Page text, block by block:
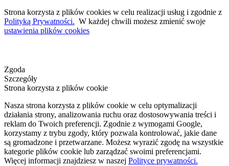
Strona korzysta z plików cookies w celu realizacji usług i zgodnie z
Polityką Prywatności. W każdej chwili możesz zmienić swoje
ustawienia plików cookies
Zgoda
Szczegóły
Strona korzysta z plików cookie
Nasza strona korzysta z plików cookie w celu optymalizacji
działania strony, analizowania ruchu oraz dostosowywania treści i
reklam do Twoich preferencji. Zgodnie z wymogami Google,
korzystamy z trybu zgody, który pozwala kontrolować, jakie dane
są gromadzone i przetwarzane. Możesz wyrazić zgodę na wszystkie
kategorie plików cookie lub zarządzać swoimi preferencjami.
Więcej informacji znajdziesz w naszej Polityce prywatności.